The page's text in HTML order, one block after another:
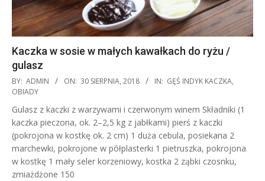
Kaczka w sosie w małych kawałkach do ryżu /
gulasz
2018-
08-
30
BY: ADMIN ON: 30 SIERPNIA, 2018 IN: GĘŚ INDYK KACZKA,
OBIADY
Gulasz z kaczki z warzywami i czerwonym winem Składniki (1
kaczka pieczona, ok. 2–2,5 kg z jabłkami) pierś z kaczki
(pokrojona w kostkę ok. 2 cm) 1 duża cebula, posiekana 2
marchewki, pokrojone w półplasterki 1 pietruszka, pokrojona
w kostkę 1 mały seler korzeniowy, kostka 2 ząbki czosnku,
zmiażdżone 150